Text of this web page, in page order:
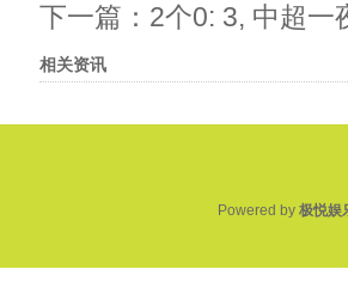
下一篇： 2个0: 3, 中超一
相关资讯
Powered by 极悦娱